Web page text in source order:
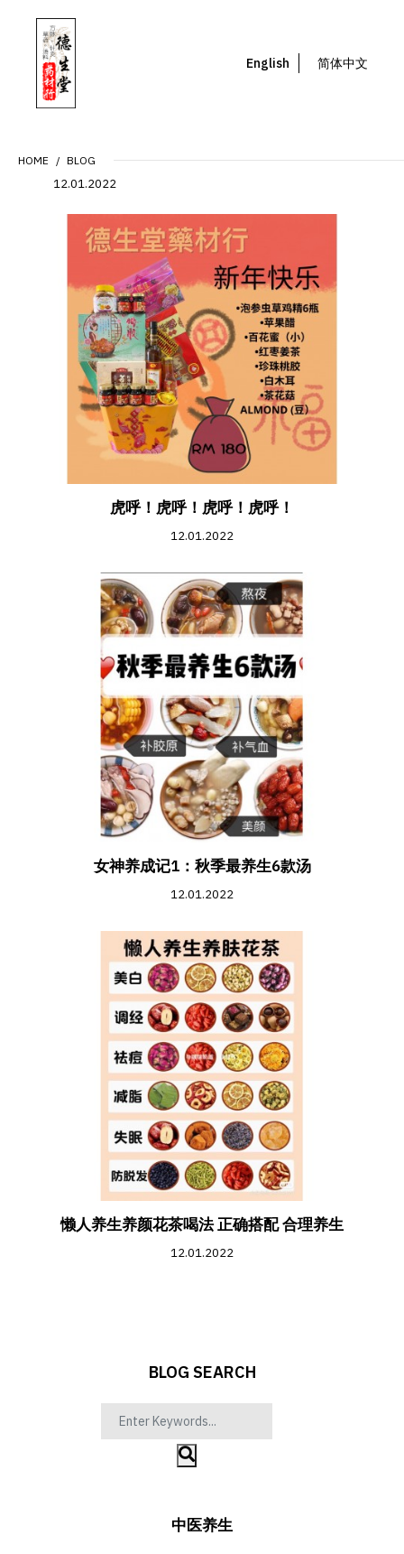
English 简体中文
HOME BLOG
12.01.2022
虎呼！虎呼！虎呼！虎呼！
12.01.2022
女神养成记1：秋季最养生6款汤
12.01.2022
懒人养生养颜花茶喝法 正确搭配 合理养生
12.01.2022
BLOG SEARCH
中医养生